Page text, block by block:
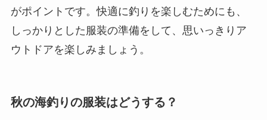
がポイントです。快適に釣りを楽しむためにも、
しっかりとした服装の準備をして、思いっきりア
ウトドアを楽しみましょう。
秋の海釣りの服装はどうする？